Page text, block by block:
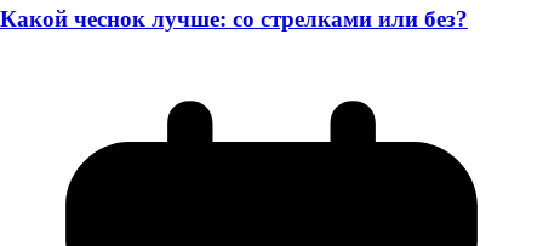
Какой чеснок лучше: со стрелками или без?